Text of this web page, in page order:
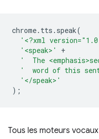
chrome. tts . speak(
'<?xml
'<speak>'
+
'  The
'  word of this
'</speak>'
);
Tous les moteurs